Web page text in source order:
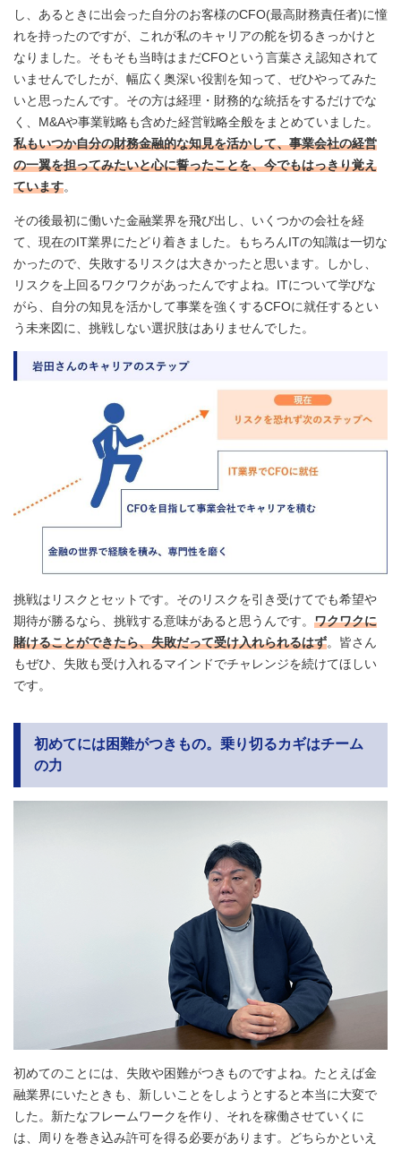
し、あるときに出会った自分のお客様のCFO(最高財務責任者)に憧
れを持ったのですが、これが私のキャリアの舵を切るきっかけと
なりました。そもそも当時はまだCFOという言葉さえ認知されて
いませんでしたが、幅広く奥深い役割を知って、ぜひやってみた
いと思ったんです。その方は経理・財務的な統括をするだけでな
く、M&Aや事業戦略も含めた経営戦略全般をまとめていました。
私もいつか自分の財務金融的な知見を活かして、事業会社の経営
の一翼を担ってみたいと心に誓ったことを、今でもはっきり覚え
ています。
その後最初に働いた金融業界を飛び出し、いくつかの会社を経
て、現在のIT業界にたどり着きました。もちろんITの知識は一切な
かったので、失敗するリスクは大きかったと思います。しかし、
リスクを上回るワクワクがあったんですよね。ITについて学びな
がら、自分の知見を活かして事業を強くするCFOに就任するとい
う未来図に、挑戦しない選択肢はありませんでした。
挑戦はリスクとセットです。そのリスクを引き受けてでも希望や
期待が勝るなら、挑戦する意味があると思うんです。 ワクワクに
賭けることができたら、失敗だって受け入れられるはず。皆さん
もぜひ、失敗も受け入れるマインドでチャレンジを続けてほしい
です。
初めてには困難がつきもの。乗り切るカギはチーム
の力
初めてのことには、失敗や困難がつきものですよね。たとえば金
融業界にいたときも、新しいことをしようとすると本当に大変で
した。新たなフレームワークを作り、それを稼働させていくに
は、周りを巻き込み許可を得る必要があります。どちらかといえ